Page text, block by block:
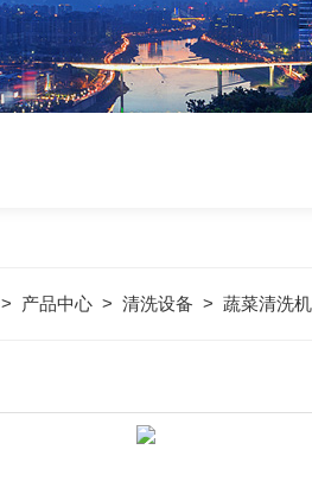
> 产品中心 > 清洗设备 > 蔬菜清洗机